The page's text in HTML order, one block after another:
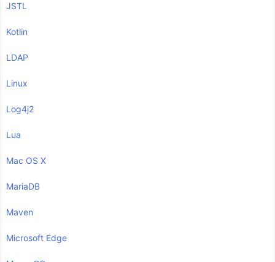
JSTL
Kotlin
LDAP
Linux
Log4j2
Lua
Mac OS X
MariaDB
Maven
Microsoft Edge